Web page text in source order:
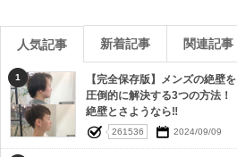
人気記事 新着記事 関連記事
1
【完全保存版】メンズの絶壁を
圧倒的に解決する3つの方法！
絶壁とさようなら‼︎
261536 2024/09/09